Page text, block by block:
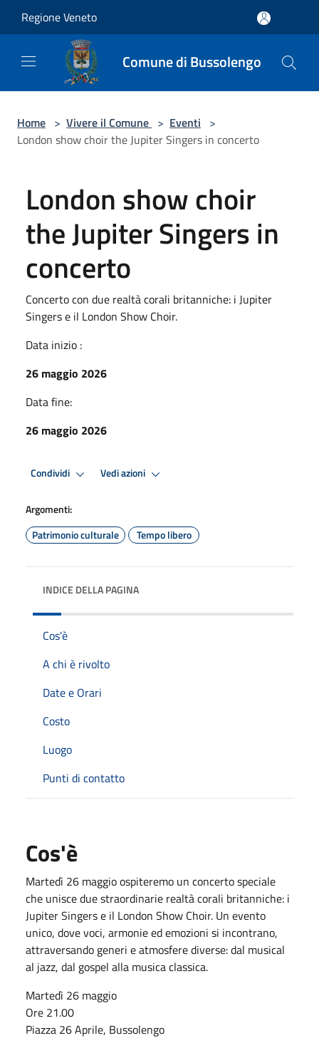
Regione Veneto
Comune di Bussolengo
Home > Vivere il Comune > Eventi >
London show choir the Jupiter Singers in concerto
London show choir
the Jupiter Singers in
concerto
Concerto con due realtà corali britanniche: i Jupiter
Singers e il London Show Choir.
Data inizio :
26 maggio 2026
Data fine:
26 maggio 2026
Condividi Vedi azioni
Argomenti:
Patrimonio culturale
Tempo libero
INDICE DELLA PAGINA
Cos'è
A chi è rivolto
Date e Orari
Costo
Luogo
Punti di contatto
Cos'è
Martedì 26 maggio ospiteremo un concerto speciale
che unisce due straordinarie realtà corali britanniche: i
Jupiter Singers e il London Show Choir. Un evento
unico, dove voci, armonie ed emozioni si incontrano,
attraversando generi e atmosfere diverse: dal musical
al jazz, dal gospel alla musica classica.
Martedì 26 maggio
Ore 21.00
Piazza 26 Aprile, Bussolengo